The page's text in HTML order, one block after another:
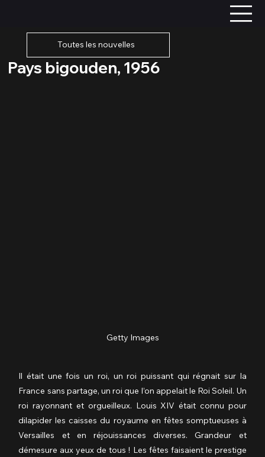
Toutes les nouvelles
Pays bigouden, 1956
Getty Images
Il était une fois un roi, un roi puissant qui régnait sur la
France sans partage, un roi que l’on appelait le Roi Soleil. Un
roi rayonnant et orgueilleux. Louis XIV était connu pour
dilapider les caisses du royaume en fêtes somptueuses à
Versailles et en réjouissances diverses. Grandeur et
démesure aux yeux de tous ! Les fêtes faisaient le prestige